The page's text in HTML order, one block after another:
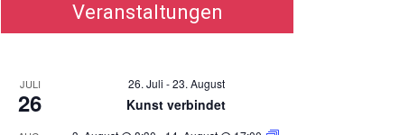
Veranstaltungen
JULI
26
26. Juli -23. August
Kunst verbindet